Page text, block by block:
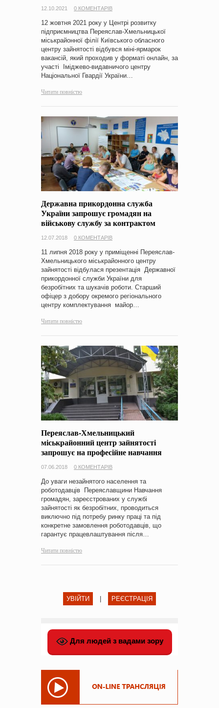
12.10.2021 0 КОМЕНТАРІВ
12 жовтня 2021 року у Центрі розвитку
підприємництва Переяслав-Хмельницької
міськрайонної філії Київського обласного
центру зайнятості відбувся міні-ярмарок
вакансій, який проходив у форматі онлайн, за
участі Іміджево-видавничого центру
Національної Гвардії України…
Читати повністю
Державна прикордонна служба
України запрошує громадян на
військову службу за контрактом
12.07.2018 0 КОМЕНТАРІВ
11 липня 2018 року у приміщенні Переяслав-
Хмельницького міськрайонного центру
зайнятості відбулася презентація Державної
прикордонної служби України для
безробітних та шукачів роботи. Старший
офіцер з добору окремого регіонального
центру комплектування майор…
Читати повністю
Переяслав-Хмельницький
міськрайонний центр зайнятості
запрошує на професійне навчання
07.06.2018 0 КОМЕНТАРІВ
До уваги незайнятого населення та
роботодавців Переяславщини Навчання
громадян, зареєстрованих у службі
зайнятості як безробітних, проводиться
виключно під потребу ринку праці та під
конкретне замовлення роботодавців, що
гарантує працевлаштування після…
Читати повністю
УВІЙТИ | РЕЄСТРАЦІЯ
Для людей з вадами зору